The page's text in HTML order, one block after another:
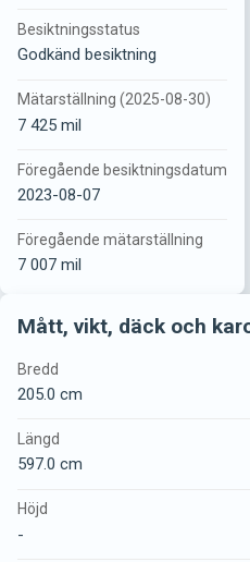
Besiktningsstatus
Godkänd besiktning
Mätarställning (2025-08-30)
7 425 mil
Föregående besiktningsdatum
2023-08-07
Föregående mätarställning
7 007 mil
Mått, vikt, däck och
Bredd
205.0 cm
Längd
597.0 cm
Höjd
-